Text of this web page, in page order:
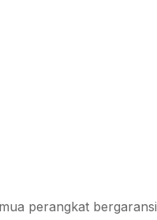
perangkat bergaransi